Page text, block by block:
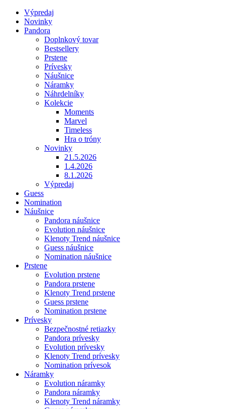
Výpredaj
Novinky
Pandora
Doplnkový tovar
Bestsellery
Prstene
Prívesky
Náušnice
Náramky
Náhrdelníky
Kolekcie
Moments
Marvel
Timeless
Hra o tróny
Novinky
21.5.2026
1.4.2026
8.1.2026
Výpredaj
Guess
Nomination
Náušnice
Pandora náušnice
Evolution náušnice
Klenoty Trend náušnice
Guess náušnice
Nomination náušnice
Prstene
Evolution prstene
Pandora prstene
Klenoty Trend prstene
Guess prstene
Nomination prstene
Prívesky
Bezpečnostné retiazky
Pandora prívesky
Evolution prívesky
Klenoty Trend prívesky
Nomination prívesok
Náramky
Evolution náramky
Pandora náramky
Klenoty Trend náramky